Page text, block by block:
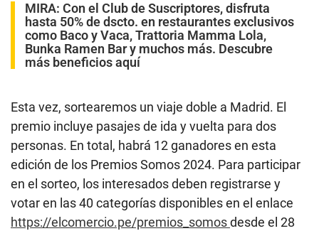
MIRA: Con el Club de Suscriptores, disfruta
hasta 50% de dscto. en restaurantes exclusivos
como Baco y Vaca, Trattoria Mamma Lola,
Bunka Ramen Bar y muchos más. Descubre
más beneficios aquí
Esta vez, sortearemos un viaje doble a Madrid. El
premio incluye pasajes de ida y vuelta para dos
personas. En total, habrá 12 ganadores en esta
edición de los Premios Somos 2024. Para participar
en el sorteo, los interesados deben registrarse y
votar en las 40 categorías disponibles en el enlace
https://elcomercio.pe/premios_somosdesde el 28